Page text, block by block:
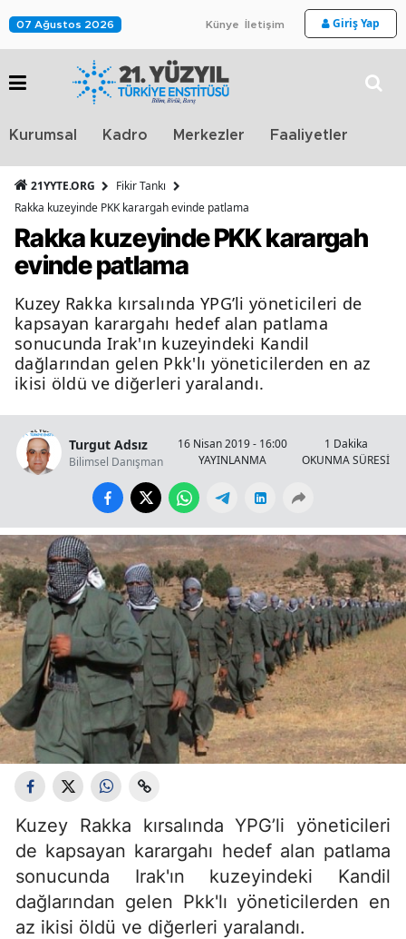
07 Ağustos 2026 Künye İletişim Giriş Yap
Kurumsal Kadro Merkezler Faaliyetler
21YYTE.ORG
Fikir Tankı
Rakka kuzeyinde PKK karargah evinde patlama
Rakka kuzeyinde PKK karargah
evinde patlama
Kuzey Rakka kırsalında YPG’li yöneticileri de
kapsayan karargahı hedef alan patlama
sonucunda Irak'ın kuzeyindeki Kandil
dağlarından gelen Pkk'lı yöneticilerden en az
ikisi öldü ve diğerleri yaralandı.
Turgut Adsız
Bilimsel Danışman
16 Nisan 2019 - 16:00
YAYINLANMA
1 Dakika
OKUNMA SÜRESİ
Kuzey Rakka kırsalında YPG’li yöneticileri
de kapsayan karargahı hedef alan patlama
sonucunda Irak'ın kuzeyindeki Kandil
dağlarından gelen Pkk'lı yöneticilerden en
az ikisi öldü ve diğerleri yaralandı.